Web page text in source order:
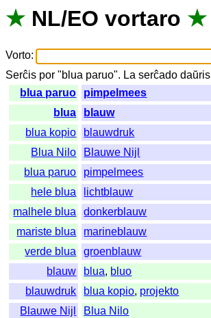
★ NL/EO vortaro ★
Vorto:
Serĉis por "blua paruo". La serĉado daŭris
blua paruo
pimpelmees
blua
blauw
blua kopio
blauwdruk
Blua Nilo
Blauwe Nijl
blua paruo
pimpelmees
hele blua
lichtblauw
malhele blua
donkerblauw
mariste blua
marineblauw
verde blua
groenblauw
blauw
blua, bluo
blauwdruk
blua kopio, projekto
Blauwe Nijl
Blua Nilo